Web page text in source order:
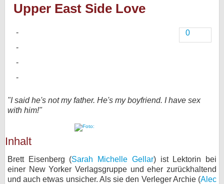
Upper East Side Love
0
"I said he's not my father. He's my boyfriend. I have sex
with him!"
Inhalt
Brett Eisenberg (Sarah Michelle Gellar) ist Lektorin bei
einer New Yorker Verlagsgruppe und eher zurückhaltend
und auch etwas unsicher. Als sie den Verleger Archie (Alec
Veranstaltungen
Forum
Kontakt